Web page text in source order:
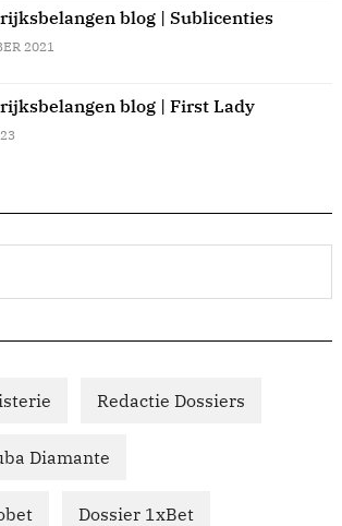
blog | Sublicenties
2021
blog | First Lady
Redactie Dossiers
Diamante
Dossier 1xBet